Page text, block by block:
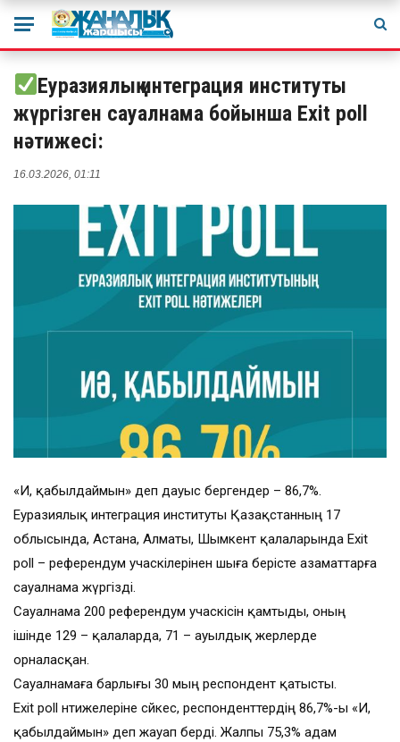
Еуразиялық интеграция институты
жүргізген сауалнама бойынша Exit poll
нәтижесі:
16.03.2026, 01:11
«Иә, қабылдаймын» деп дауыс бергендер – 86,7%.
Еуразиялық интеграция институты Қазақстанның 17
облысында, Астана, Алматы, Шымкент қалаларында Exit
poll – референдум учаскілерінен шыға берісте азаматтарға
сауалнама жүргізді.
Сауалнама 200 референдум учаскісін қамтыды, оның
ішінде 129 – қалаларда, 71 – ауылдық жерлерде
орналасқан.
Сауалнамаға барлығы 30 мың респондент қатысты.
Еxit poll нәтижелеріне сәйкес, респонденттердің 86,7%-ы «Иә,
қабылдаймын» деп жауап берді. Жалпы 75,3% адам